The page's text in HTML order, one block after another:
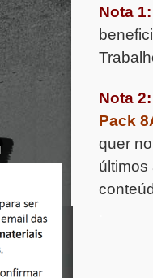
Nota 1:
Nota 2:
Pack
quer